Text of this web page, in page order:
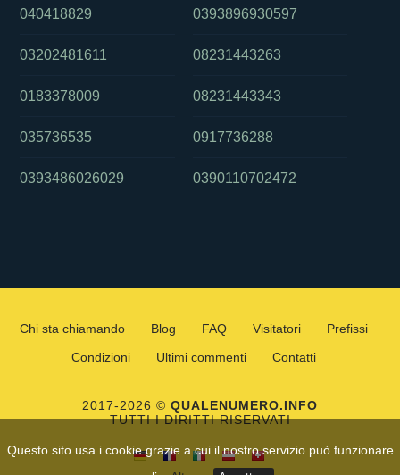
Questo sito usa i cookie grazie a cui il nostro servizio può funzionare
040418829
03202481611
0183378009
035736535
0393486026029
0393896930597
08231443263
08231443343
0917736288
0390110702472
Chi sta chiamando Blog FAQ Visitatori
Prefissi
Condizioni
Ultimi commenti Contatti
2017-2026 © QUALENUMERO.INFO
TUTTI I DIRITTI RISERVATI